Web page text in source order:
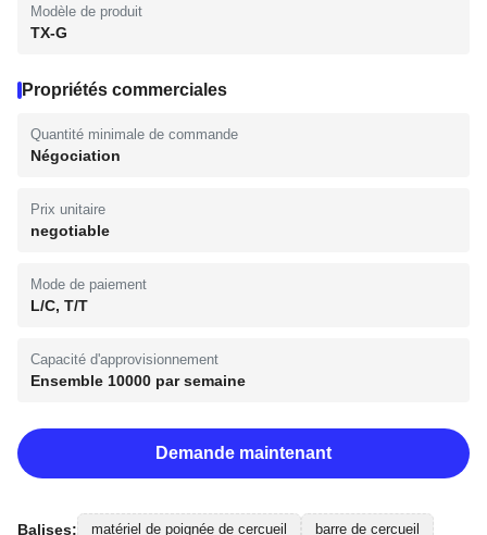
Modèle de produit
TX-G
Propriétés commerciales
Quantité minimale de commande
Négociation
Prix unitaire
negotiable
Mode de paiement
L/C, T/T
Capacité d'approvisionnement
Ensemble 10000 par semaine
Demande maintenant
Balises: matériel de poignée de cercueil
barre de cercueil